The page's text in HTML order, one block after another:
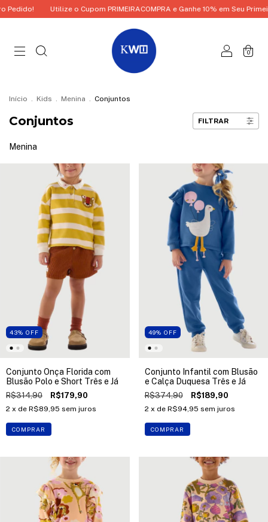
Utilize o Cupom PRIMEIRACOMPRA e Ganhe 10% em Seu Primeiro Pedido!
0
Início . Kids . Menina . Conjuntos
Conjuntos FILTRAR
Menina
43% OFF
Conjunto Onça Florida com
Blusão Polo e Short Três e Já
R$314,90 R$179,90
2 x de R$89,95 sem juros
COMPRAR
49% OFF
Conjunto Infantil com Blusão
e Calça Duquesa Três e Já
R$374,90 R$189,90
2 x de R$94,95 sem juros
COMPRAR